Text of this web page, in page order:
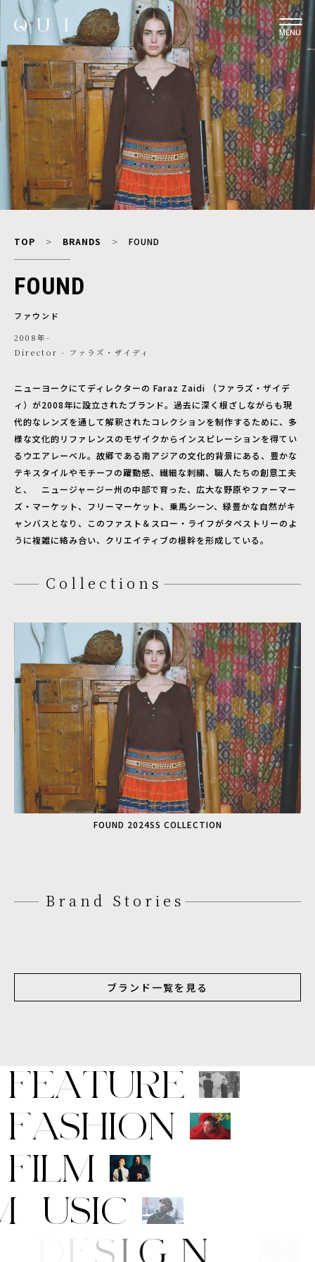
MENU
TOP BRANDS FOUND
FOUND
ファウンド
2008年-
Director - ファラズ・ザイディ
ニューヨークにてディレクターの Faraz Zaidi （ファラズ・ザイデ
ィ）が2008年に設立されたブランド。過去に深く根ざしながらも現
代的なレンズを通して解釈されたコレクションを制作するために、多
様な文化的リファレンスのモザイクからインスピレーションを得てい
るウエアレーベル。故郷である南アジアの文化的背景にある、豊かな
テキスタイルやモチーフの躍動感、繊細な刺繍、職人たちの創意工夫
と、 ニュージャージー州の中部で育った、広大な野原やファーマー
ズ・マーケット、フリーマーケット、乗馬シーン、緑豊かな自然がキ
ャンバスとなり、このファスト＆スロー・ライフがタペストリーのよ
うに複雑に絡み合い、クリエイティブの根幹を形成している。
Collections
FOUND 2024SS COLLECTION
Brand Stories
ブランド一覧を見る
FEATURE
FASHION
FILM
M USIC
D E S IG